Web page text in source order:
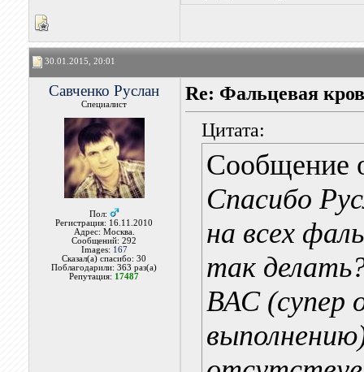
30.01.2015, 20:01
Савченко Руслан
Специалист
Пол:
Регистрация: 16.11.2010
Адрес: Москва.
Сообщений: 292
Images: 167
Сказал(а) спасибо: 30
Поблагодарили: 363 раз(а)
Репутация: 17487
Re: Фальцевая
Цитата:
Сообщение
Спасибо
на всех
так
ВАС (супер